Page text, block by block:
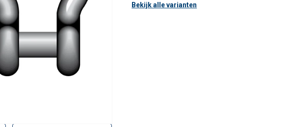
Bekijk alle varianten